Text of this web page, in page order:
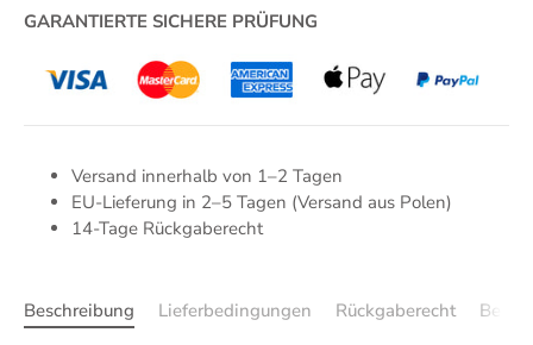
GARANTIERTE SICHERE PRÜFUNG
Versand innerhalb von 1–2 Tagen
EU-Lieferung in 2–5 Tagen (Versand aus Polen)
14-Tage Rückgaberecht
Beschreibung Lieferbedingungen Rückgaberecht